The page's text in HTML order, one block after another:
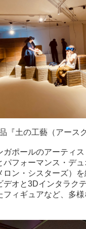
『土の工藝（アース
ポールのアーティス
パフォーマンス・デュ
ロン・シスターズ）
デオと3Dインタラク
フィギュアなど、多